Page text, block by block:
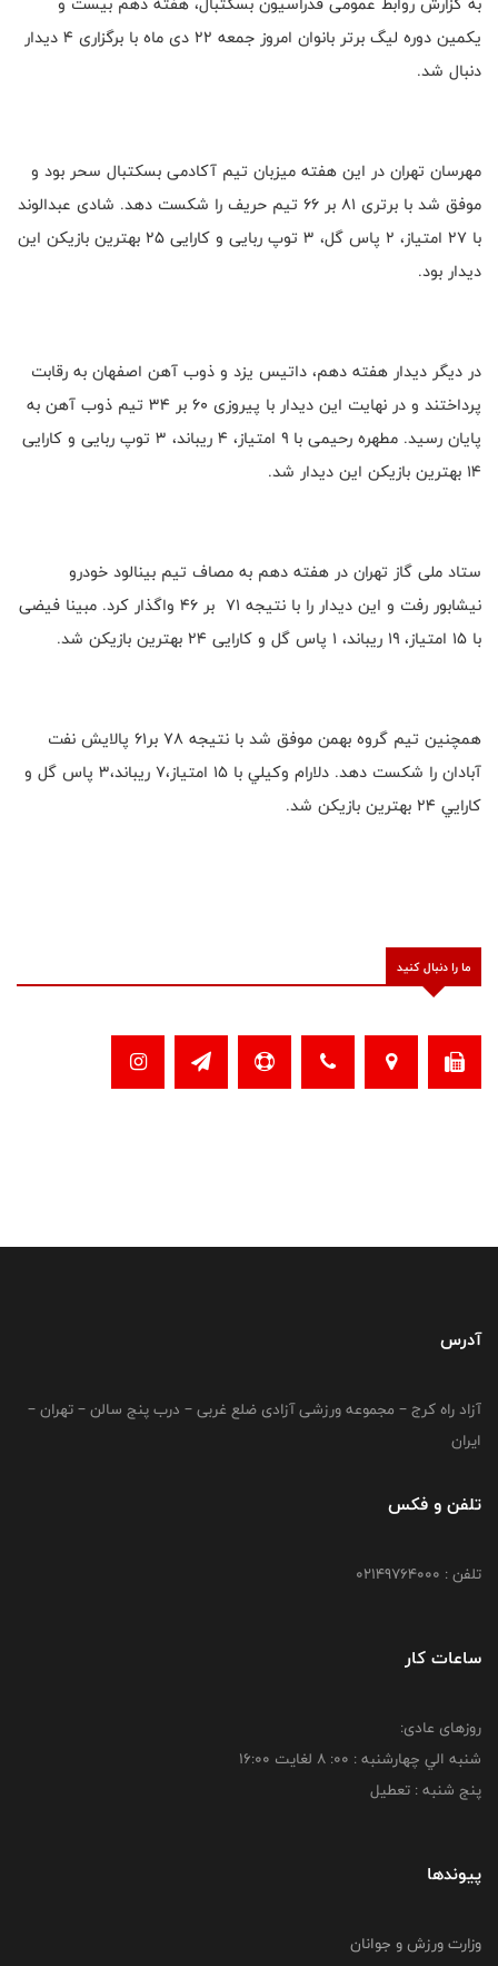
یکمین دوره لیگ برتر بانوان امروز جمعه ۲۲ دی ماه با برگزاری ۴ دیدار
دنبال شد.
مهرسان تهران در این هفته میزبان تیم آکادمی بسکتبال سحر بود و
موفق شد با برتری ۸۱ بر ۶۶ تیم حریف را شکست دهد. شادی عبدالوند
با ۲۷ امتیاز، ۲ پاس گل، ۳ توپ ربایی و کارایی ۲۵ بهترین بازیکن این
دیدار بود.
در دیگر دیدار هفته دهم، داتیس یزد و ذوب آهن اصفهان به رقابت
پرداختند و در نهایت این دیدار با پیروزی ۶۰ بر ۳۴ تیم ذوب آهن به
پایان رسید. مطهره رحیمی با ۹ امتیاز، ۴ ریباند، ۳ توپ ربایی و کارایی
۱۴ بهترین بازیکن این دیدار شد.
ستاد ملی گاز تهران در هفته دهم به مصاف تیم بینالود خودرو
نیشابور رفت و این دیدار را با نتیجه ۷۱ بر ‌۴۶ واگذار کرد. مبینا فیضی
با ۱۵ امتیاز، ۱۹ ریباند، ۱ پاس گل و کارایی ۲۴ بهترین بازیکن شد.
همچنين تيم گروه بهمن موفق شد با نتيجه 78 بر61 پالايش نفت
آبادان را شكست دهد. دلارام وكيلي با 15 امتياز،7 ريباند،3 پاس گل و
كارايي 24 بهترين بازيكن شد.
ما را دنبال کنید
آدرس
آزاد راه کرج – مجموعه ورزشی آزادی ضلع غربی – درب پنج سالن – تهران –
ایران
تلفن و فکس
تلفن : 02149764000
ساعات کار
روزهای عادی:
شنبه الي چهارشنبه : 00: 8 لغايت 16:00
پنج شنبه : تعطیل
پیوندها
وزارت ورزش و جوانان